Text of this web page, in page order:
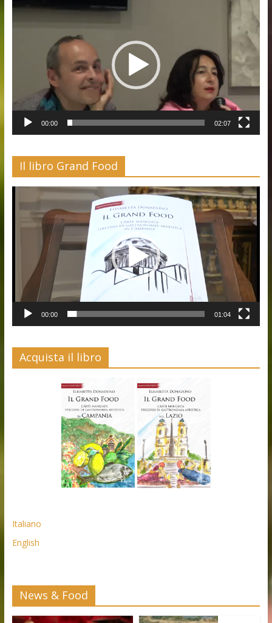
00:00 02:07
Il libro Grand Food
00:00 01:04
Acquista il libro
Italiano
English
News & Food